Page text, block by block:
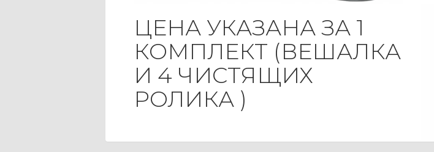
ЦЕНА УКАЗАНА ЗА 1
КОМПЛЕКТ (ВЕШАЛКА
И 4 ЧИСТЯЩИХ
РОЛИКА )